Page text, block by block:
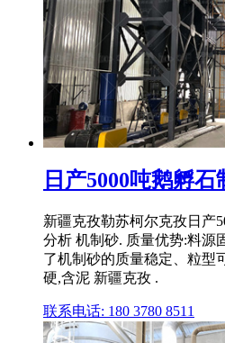
日产5000吨鹅孵
新疆克孜勒苏柯尔克孜日产
分析 机制砂. 质量优势:料源
了机制砂的质量稳定、粒型
硬,含泥 新疆克孜 .
联系电话: 180 3780 8511